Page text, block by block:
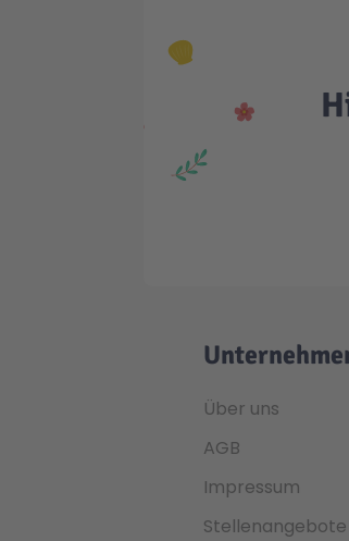
Über uns
AGB
Impressum
Stellenangebote